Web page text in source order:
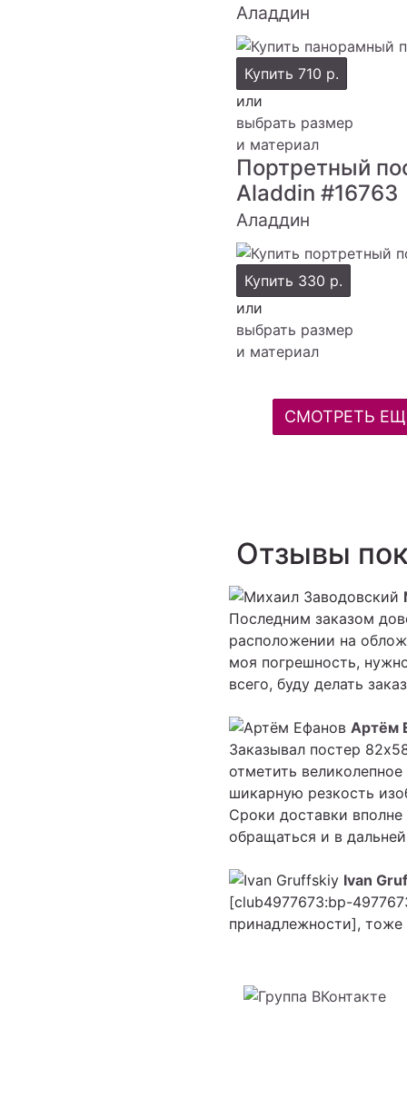
Аладдин
Купить 710 р.
или
выбрать размер
и материал
Портретный
Aladdin #16763
Аладдин
Купить 330 р.
или
выбрать размер
и материал
СМОТРЕТЬ
Отзывы
Последним заказом
расположении на
моя погрешность,
всего, буду делать
Артём
Заказывал постер
отметить
шикарную резкость
Сроки доставки
обращаться и в
Ivan
[club4977673:bp-
принадлежности],